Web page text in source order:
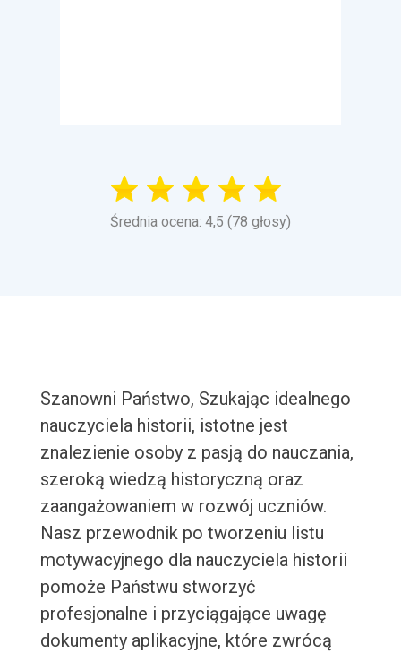
Średnia ocena: 4,5 (78 głosy)
Szanowni Państwo, Szukając idealnego
nauczyciela historii, istotne jest
znalezienie osoby z pasją do nauczania,
szeroką wiedzą historyczną oraz
zaangażowaniem w rozwój uczniów.
Nasz przewodnik po tworzeniu listu
motywacyjnego dla nauczyciela historii
pomoże Państwu stworzyć
profesjonalne i przyciągające uwagę
dokumenty aplikacyjne, które zwrócą